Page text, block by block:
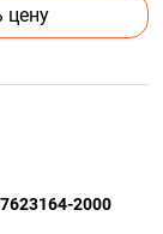
цену
2000